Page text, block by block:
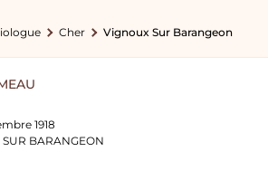
Cher Vignoux Sur Barangeon
1918
BARANGEON